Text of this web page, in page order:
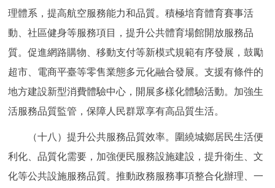
理體系，提高航空服務能力和品質。積極培育體育賽事活
動、社區健身等服務項目，提升公共體育場館開放服務品
質。促進網路購物、移動支付等新模式規範有序發展，鼓勵
超市、電商平臺等零售業態多元化融合發展。支援有條件的
地方建設新型消費體驗中心，開展多樣化體驗活動。加強生
活服務品質監管，保障人民群眾享有高品質生活。
（十八）提升公共服務品質效率。圍繞城鄉居民生活便
利化、品質化需要，加強便民服務設施建設，提升衛生、文
化等公共設施服務品質。推動政務服務事項整合化辦理、一